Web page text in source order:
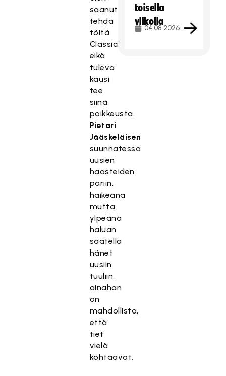
saanut
tehdä
töitä
Classicissa
eikä
tuleva
kausi
tee
siinä
poikkeusta.
Pietari
Jääskeläisen
suunnatessa
uusien
haasteiden
pariin,
haikeana
mutta
ylpeänä
haluan
saatella
hänet
uusiin
tuuliin,
ainahan
on
mahdollista,
että
tiet
vielä
kohtaavat.
toisella
viikolla
04.08.2026